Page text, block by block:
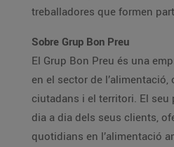
treballadores que formen
Sobre Grup Bon Preu
El Grup Bon Preu és una
en el sector de
ciutadans i el territori. El
dia a dia dels seus clients,
quotidians en l’alimentació